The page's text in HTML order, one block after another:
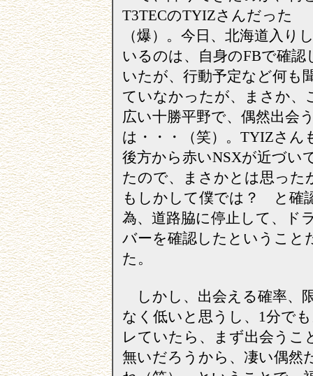
T3TECのTYIZさんだった
（爆）。今日、北海道入り
いるのは、自身のFBで確認
いたが、行動予定など何も
ていなかったが、まさか、
広い十勝平野で、偶然出会
は・・・（笑）。TYIZさん
後方から赤いNSXが近づい
たので、まさかとは思った
もしかして僕では？ と確
為、道路脇に停止して、ド
バーを確認したということ
た。
しかし、出会える確率、
なく低いと思うし、1分で
レていたら、まず出会うこ
無いだろうから、凄い偶然